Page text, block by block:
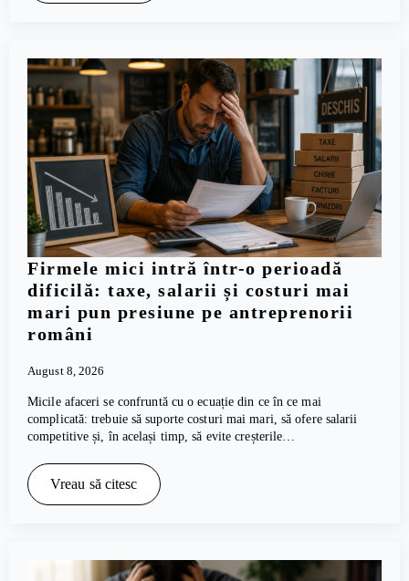
Firmele mici intră într-o perioadă
dificilă: taxe, salarii și costuri mai
mari pun presiune pe antreprenorii
români
August 8, 2026
Micile afaceri se confruntă cu o ecuație din ce în ce mai
complicată: trebuie să suporte costuri mai mari, să ofere salarii
competitive și, în același timp, să evite creșterile…
Vreau să citesc